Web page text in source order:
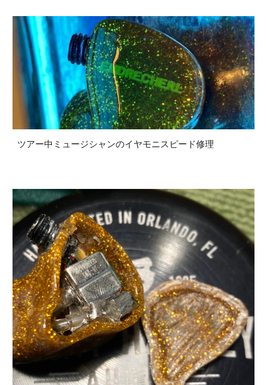
ツアー中ミュージシャンのイヤモニスピード修理